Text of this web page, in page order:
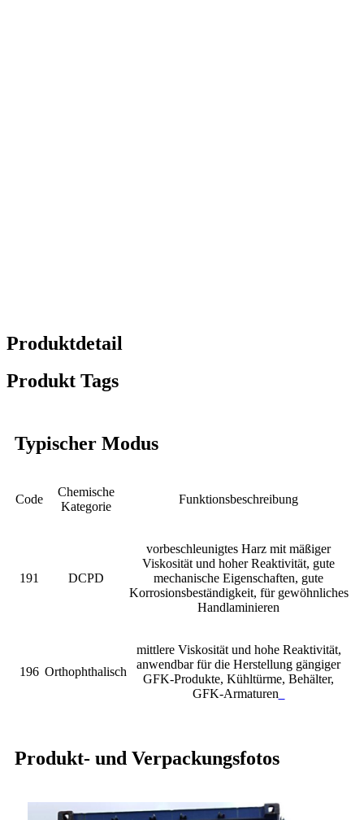
Produktdetail
Produkt Tags
Typischer Modus
Code
Chemische
Kategorie
Funktionsbeschreibung
191 DCPD
vorbeschleunigtes Harz mit mäßiger
Viskosität und hoher Reaktivität, gute
mechanische Eigenschaften, gute
Korrosionsbeständigkeit, für gewöhnliches
Handlaminieren
196 Orthophthalisch
mittlere Viskosität und hohe Reaktivität,
anwendbar für die Herstellung gängiger
GFK-Produkte, Kühltürme, Behälter,
GFK-Armaturen
Produkt- und Verpackungsfotos